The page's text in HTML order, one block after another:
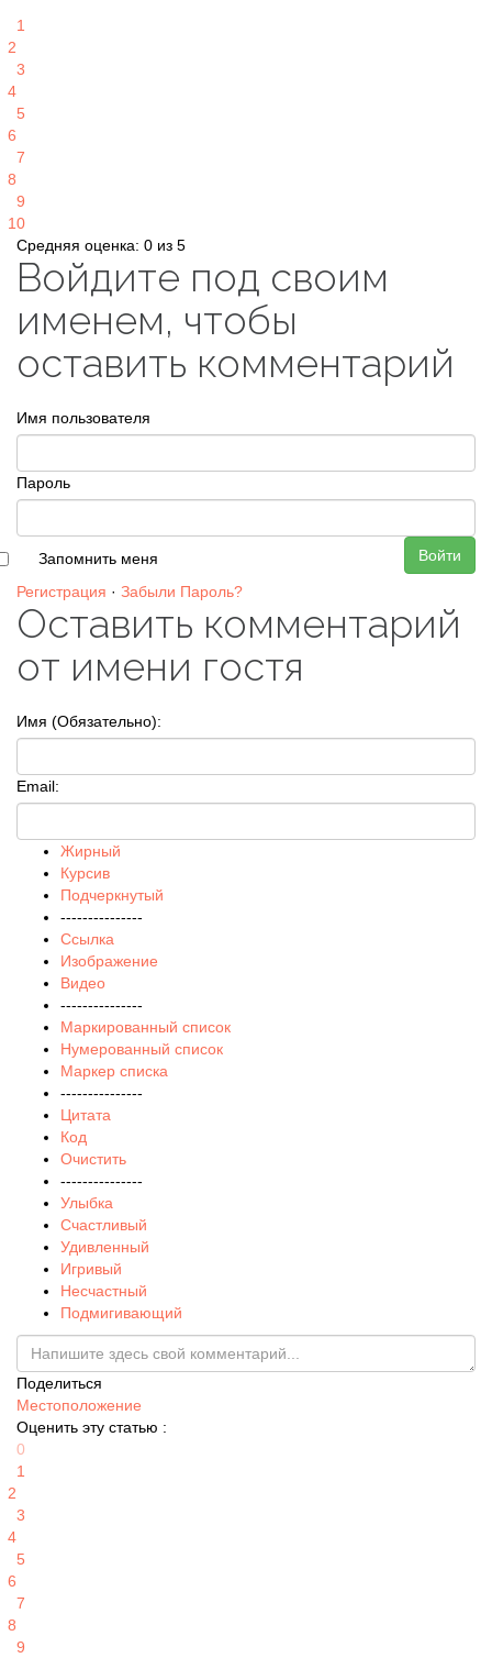
1
2
3
4
5
6
7
8
9
10
Средняя оценка: 0 из 5
Войдите под своим
именем, чтобы
оставить комментарий
Имя пользователя
Пароль
Войти
Запомнить меня
Регистрация · Забыли Пароль?
Оставить комментарий
от имени гостя
Имя (Обязательно):
Email:
Жирный
Курсив
Подчеркнутый
---------------
Ссылка
Изображение
Видео
---------------
Маркированный список
Нумерованный список
Маркер списка
---------------
Цитата
Код
Очистить
---------------
Улыбка
Счастливый
Удивленный
Игривый
Несчастный
Подмигивающий
Поделиться
Местоположение
Оценить эту статью :
0
1
2
3
4
5
6
7
8
9